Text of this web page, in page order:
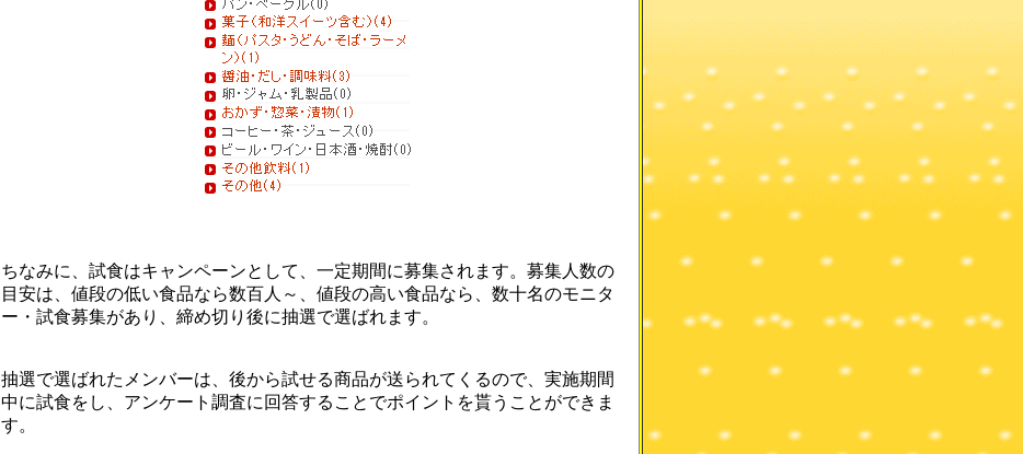
ちなみに、試食はキャンペーンとして、一定期間に募集されます。募集人数の
目安は、値段の低い食品なら数百人～、値段の高い食品なら、数十名のモニタ
ー・試食募集があり、締め切り後に抽選で選ばれます。
抽選で選ばれたメンバーは、後から試せる商品が送られてくるので、実施期間
中に試食をし、アンケート調査に回答することでポイントを貰うことができま
す。